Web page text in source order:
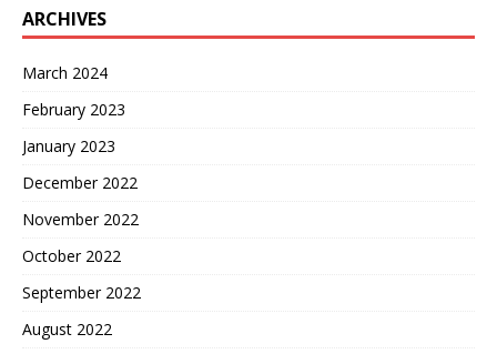
ARCHIVES
March 2024
February 2023
January 2023
December 2022
November 2022
October 2022
September 2022
August 2022